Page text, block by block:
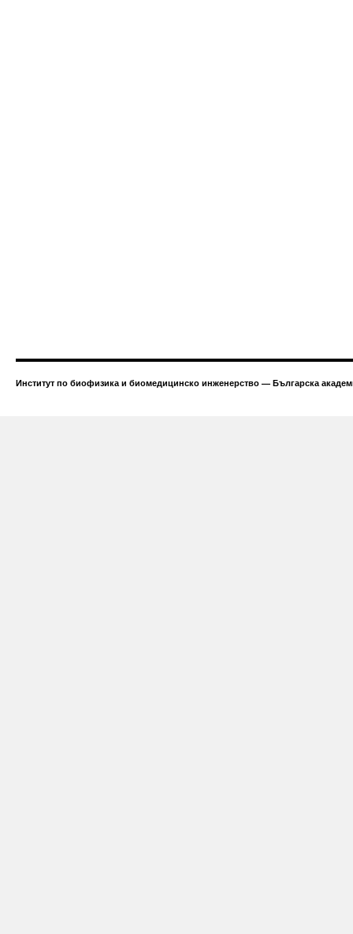
Институт по биофизика и биомедицинско инженерство — Българска